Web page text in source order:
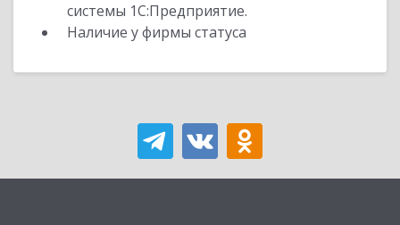
системы 1С:Предприятие.
Наличие у фирмы статуса